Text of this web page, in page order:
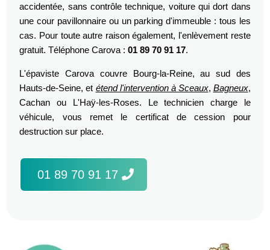
accidentée, sans contrôle technique, voiture qui dort dans
une cour pavillonnaire ou un parking d'immeuble : tous les
cas. Pour toute autre raison également, l'enlèvement reste
gratuit. Téléphone Carova :01 89 70 91 17.
L'épaviste Carova couvre Bourg-la-Reine, au sud des
Hauts-de-Seine, et étend l'intervention à Sceaux, Bagneux,
Cachan ou L'Haÿ-les-Roses. Le technicien charge le
véhicule, vous remet le certificat de cession pour
destruction sur place.
01 89 70 91 17